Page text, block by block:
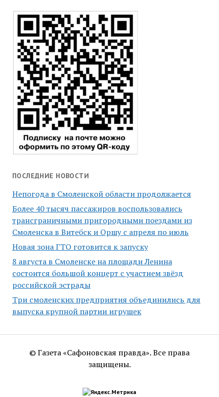
ПОСЛЕДНИЕ НОВОСТИ
Непогода в Смоленской области продолжается
Более 40 тысяч пассажиров воспользовались
трансграничными пригородными поездами из
Смоленска в Витебск и Оршу с апреля по июль
Новая зона ГТО готовится к запуску
8 августа в Смоленске на площади Ленина
состоится большой концерт с участием звёзд
российской эстрады
Три смоленских предприятия объединились для
выпуска крупной партии игрушек
© Газета «Сафоновская правда». Все права
защищены.